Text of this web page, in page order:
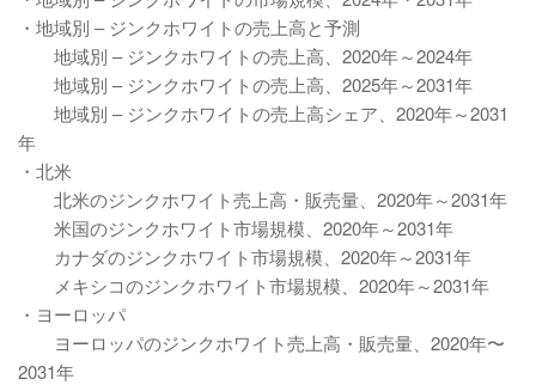
・地域別 – ジンクホワイトの売上高と予測
地域別 – ジンクホワイトの売上高、2020年～2024年
地域別 – ジンクホワイトの売上高、2025年～2031年
地域別 – ジンクホワイトの売上高シェア、2020年～2031
年
・北米
北米のジンクホワイト売上高・販売量、2020年～2031年
米国のジンクホワイト市場規模、2020年～2031年
カナダのジンクホワイト市場規模、2020年～2031年
メキシコのジンクホワイト市場規模、2020年～2031年
・ヨーロッパ
ヨーロッパのジンクホワイト売上高・販売量、2020年〜
2031年